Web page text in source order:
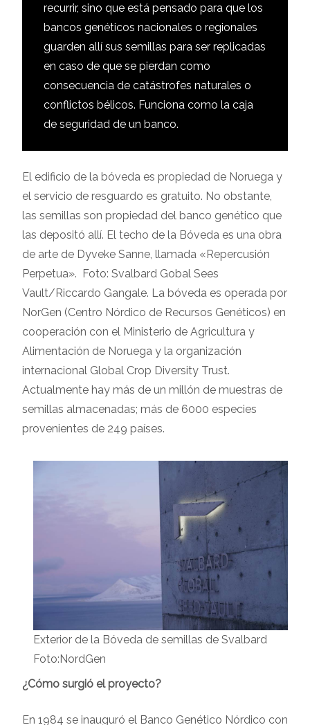
recurrir, sino que está pensado para que los
bancos genéticos nacionales o regionales
guarden allí sus semillas para ser replicadas
en caso de que se pierdan como
consecuencia de catástrofes naturales o
conflictos bélicos. Funciona como la caja
de seguridad de un banco.
El edificio de la bóveda es propiedad de Noruega y
el servicio de resguardo es gratuito. No obstante,
las semillas son propiedad del banco genético que
las depositó allí. El techo de la Bóveda es una obra
de arte de Dyveke Sanne, llamada «Repercusión
Perpetua». Foto: Svalbard Gobal Sees
Vault/Riccardo Gangale. La bóveda es operada por
NorGen (Centro Nórdico de Recursos Genéticos) en
cooperación con el Ministerio de Agricultura y
Alimentación de Noruega y la organización
internacional Global Crop Diversity Trust.
Actualmente hay más de un millón de muestras de
semillas almacenadas; más de 6000 especies
provenientes de 249 países.
Exterior de la Bóveda de semillas de Svalbard
Foto:NordGen
¿Cómo surgió el proyecto?
En 1984 se inauguró el Banco Genético Nórdico con